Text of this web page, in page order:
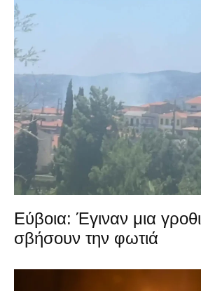
Εύβοια: Έγιναν μια
σβήσουν την φωτιά